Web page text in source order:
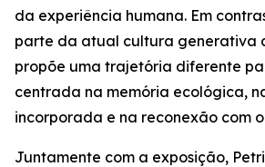
da experiência humana. Em
parte da atual cultura generativa
propõe uma trajetória diferente
centrada na memória ecológica,
incorporada e na reconexão com
Juntamente com a exposição,